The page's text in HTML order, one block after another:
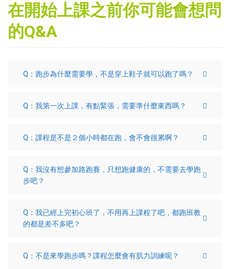
在開始上課之前你可能會想問
的Q&A
Q：跑步為什麼需要學，不是穿上鞋子就可以跑了嗎？
Q：我第一次上課，有點緊張，需要準什麼東西嗎？
Q：課程是不是２個小時都在跑，會不會很累啊？
Q：我沒有想參加路跑賽，只想跑健康的，不需要去學跑
步吧？
Q：我已經上完初心班了，不用再上課程了吧，都跑班教
的都是差不多吧？
Q：不是來學跑步嗎？課程怎麼會有肌力訓練呢？